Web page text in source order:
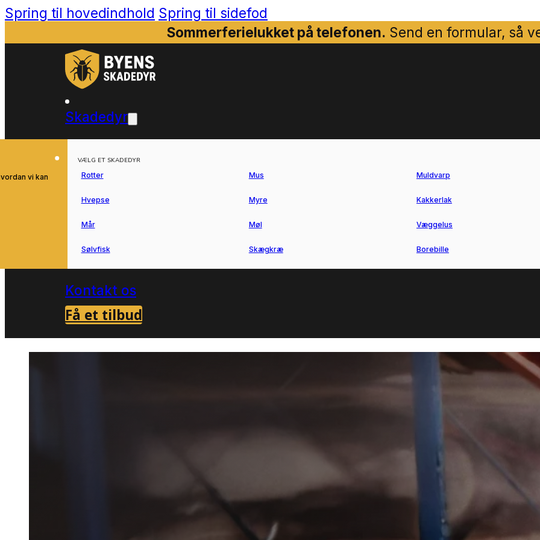
Spring til hovedindhold Spring til sidefod
Sommerferielukket på telefonen. Send en formular, så
Skadedyr
vi kan
VÆLG ET SKADEDYR
Rotter Mus Muldvarp
Hvepse Myre Kakkerlak
Mår Møl Væggelus
Sølvfisk Skægkræ Borebille
Kontakt os
Få et tilbud